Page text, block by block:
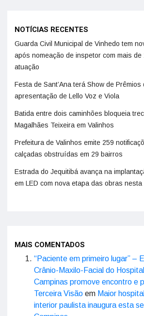
NOTÍCIAS RECENTES
Guarda Civil Municipal de Vinhedo tem
após nomeação de inspetor com mais de
atuação
Festa de Sant’Ana terá Show de
apresentação de Lello Voz e Viola
Batida entre dois caminhões bloqueia
Magalhães Teixeira em Valinhos
Prefeitura de Valinhos emite 259
calçadas obstruídas em 29 bairros
Estrada do Jequitibá avança na
em LED com nova etapa das obras
MAIS COMENTADOS
“Paciente em primeiro lugar” –
Crânio-Maxilo-Facial do
Campinas promove encontro e
Terceira Visão em Maior
interior paulista inaugura esta